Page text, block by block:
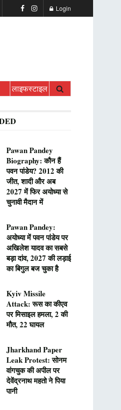
Login
लाइफस्टाइल
Pawan Pandey
Biography: कौन हैं
पवन पांडेय? 2012 की
जीत, शादी और अब
2027 में फिर अयोध्या से
चुनावी मैदान में
Pawan Pandey:
अयोध्या में पवन पांडेय पर
अखिलेश यादव का सबसे
बड़ा दांव, 2027 की लड़ाई
का बिगुल बज चुका है
Kyiv Missile
Attack: रूस का कीएव
पर मिसाइल हमला, 2 की
मौत, 22 घायल
Jharkhand Paper
Leak Protest: सोनम
वांगचुक की अपील पर
देवेंद्रनाथ महतो ने पिया
पानी